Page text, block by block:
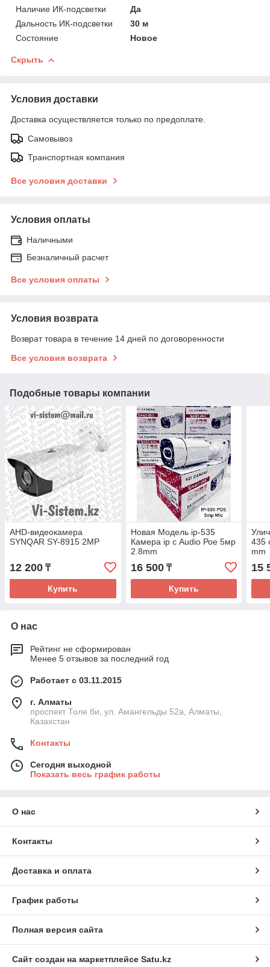
Наличие ИК-подсветки
Да
Дальность ИК-подсветки
30 м
Состояние
Новое
Скрыть
Условия доставки
Доставка осуществляется только по предоплате.
Самовывоз
Транспортная компания
Все условия доставки
Условия оплаты
Наличными
Безналичный расчет
Все условия оплаты
Условия возврата
Возврат товара в течение 14 дней по договоренности
Все условия возврата
Подобные товары компании
AHD-видеокамера
SYNQAR SY-8915 2MP
12 200 ₸
Купить
Новая Модель ip-535
Камера ip с Audio Рое 5мр
2.8mm
16 500₸
Купить
435
mm
15
О нас
Рейтинг не сформирован
Менее 5 отзывов за последний год
Работает с 03.11.2015
г. Алматы
проспект Толе би, ул. Амангельды 52а, Алматы,
Казахстан
Контакты
Сегодня выходной
Показать весь график работы
О нас
Контакты
Доставка и оплата
График работы
Полная версия сайта
Сайт создан на маркетплейсе Satu.kz